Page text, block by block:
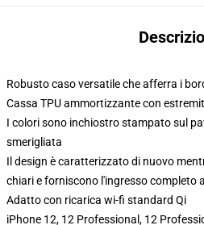
Robusto caso versatile che afferra i
Cassa TPU ammortizzante con
I colori sono inchiostro stampato sul
smerigliata
Il design è caratterizzato di nuovo
chiari e forniscono l'ingresso completo
Adatto con ricarica wi-fi standard Qi
iPhone 12, 12 Professional, 12